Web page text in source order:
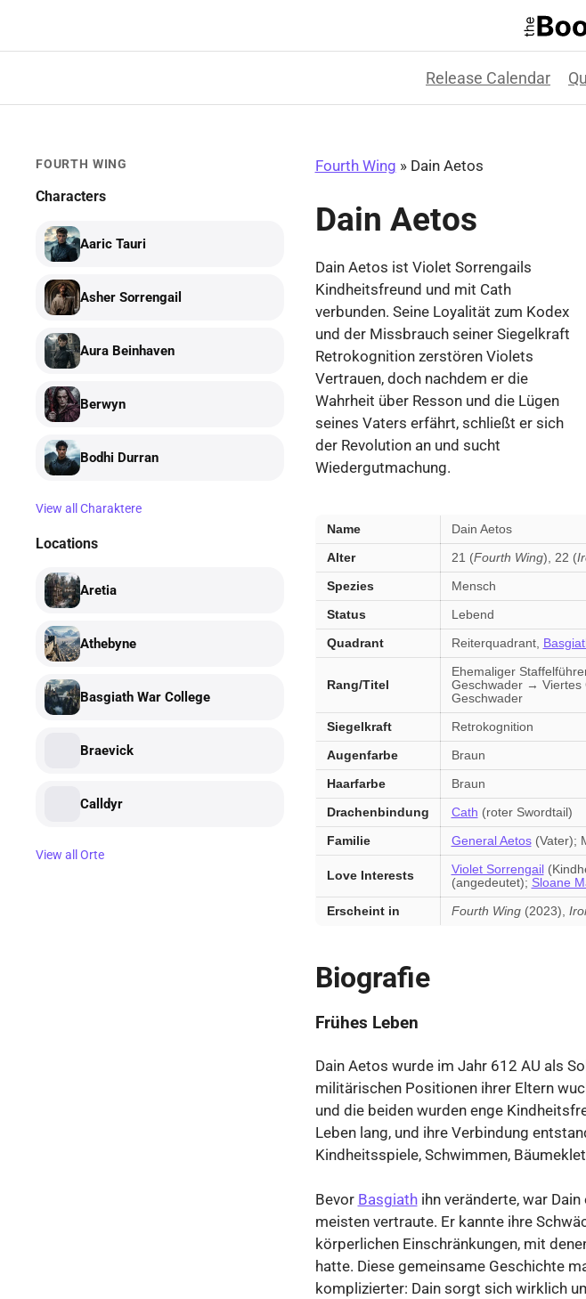
springen
Release Calendar
FOURTH WING
Characters
Aaric Tauri
Asher Sorrengail
Aura Beinhaven
Berwyn
Bodhi Durran
View all Charaktere
Locations
Aretia
Athebyne
Basgiath War College
Braevick
Calldyr
View all Orte
Fourth Wing » Dain Aetos
Dain Aetos
Dain Aetos ist Violet Sorrengails
Kindheitsfreund und mit Cath
verbunden. Seine Loyalität zum Kodex
und der Missbrauch seiner Siegelkraft
Retrokognition zerstören Violets
Vertrauen, doch nachdem er die
Wahrheit über Resson und die Lügen
seines Vaters erfährt, schließt er sich
der Revolution an und sucht
Wiedergutmachung.
Dain
Aetos
—
Schlüsselfakten
Name
Dain Aetos
Alter
21 (Fourth Wing), 22 (
Spezies
Mensch
Status
Lebend
Quadrant
Reiterquadrant,
Rang/Titel
Ehemaliger
Geschwader → Viertes
Geschwader
Siegelkraft
Retrokognition
Augenfarbe
Braun
Haarfarbe
Braun
Drachenbindung
Cath (roter Swordtail)
Familie
General Aetos(Vater);
Love Interests Violet Sorrengail
(angedeutet); Sloane
Erscheint in
Fourth Wing(2023),
Biografie
Frühes Leben
Dain Aetos wurde im Jahr 612 AU als
militärischen Positionen ihrer Eltern
und die beiden wurden enge
Leben lang, und ihre Verbindung
Kindheitsspiele, Schwimmen,
Bevor Basgiathihn veränderte, war Dain
meisten vertraute. Er kannte ihre
körperlichen Einschränkungen, mit
hatte. Diese gemeinsame Geschichte
komplizierter: Dain sorgt sich wirklich